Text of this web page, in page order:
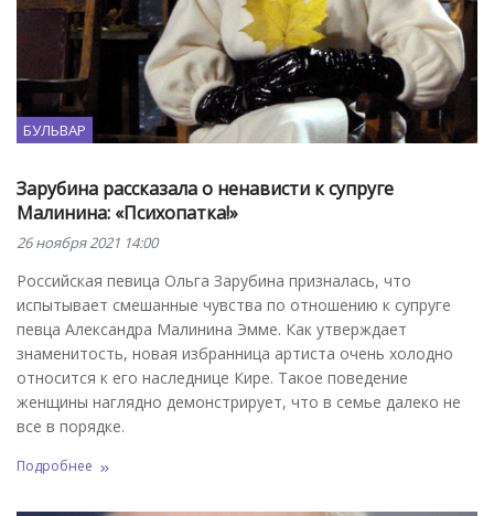
БУЛЬВАР
Зарубина рассказала о ненависти к супруге
Малинина: «Психопатка!»
26 ноября 2021 14:00
Российская певица Ольга Зарубина призналась, что
испытывает смешанные чувства по отношению к супруге
певца Александра Малинина Эмме. Как утверждает
знаменитость, новая избранница артиста очень холодно
относится к его наследнице Кире. Такое поведение
женщины наглядно демонстрирует, что в семье далеко не
все в порядке.
Подробнее